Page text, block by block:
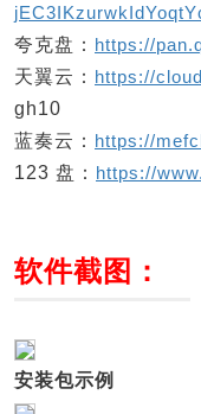
夸克盘： https://
天翼云： https://
gh10
蓝奏云： https://
123 盘： https://
软件截图：
安装包示例